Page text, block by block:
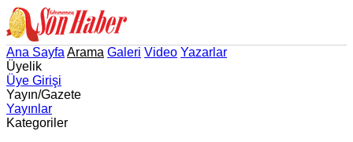
Ana Sayfa Arama Galeri Video Yazarlar
Üyelik
Üye Girişi
Yayın/Gazete
Yayınlar
Kategoriler